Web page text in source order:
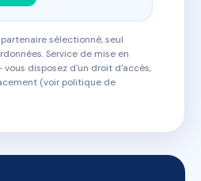
sélectionné, seul
Service de mise en
disposez d'un droit d'accès,
(voir politique de